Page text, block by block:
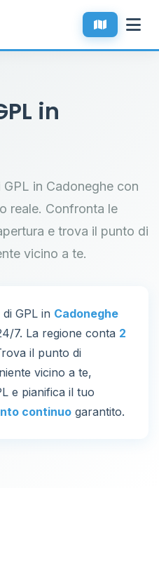
in
in Cadoneghe con
reale. Confronta le
e trova il punto di
vicino a te.
GPL in Cadoneghe
7. La regione conta 2
il punto di
vicino a te,
e pianifica il tuo
continuo garantito.